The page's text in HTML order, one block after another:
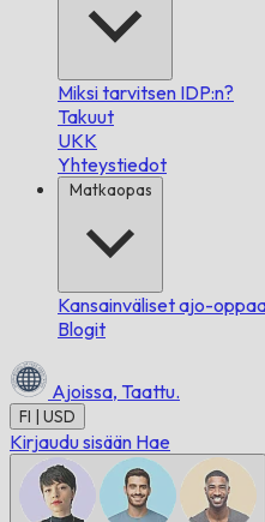
Miksi tarvitsen IDP:n?
Takuut
UKK
Yhteystiedot
Matkaopas
Kansainväliset ajo-
Blogit
Ajoissa, Taattu.
FI | USD
Kirjaudu sisään Hae